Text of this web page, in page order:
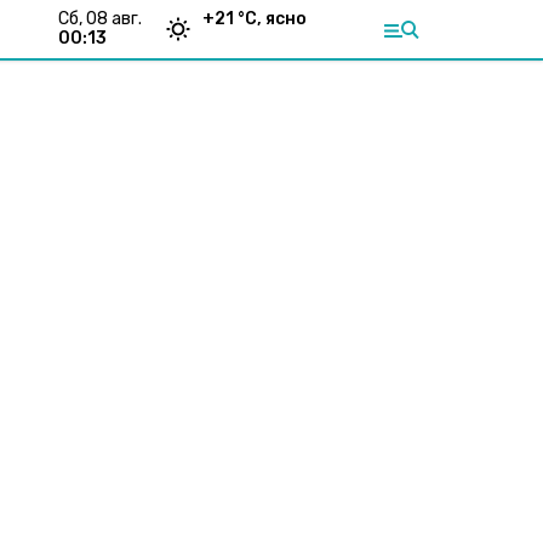
сб, 08 авг.
00:13
+21 °С, ясно